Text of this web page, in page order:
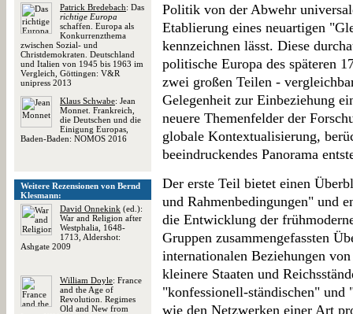
Patrick Bredebach: Das
richtige Europa
schaffen. Europa als
Konkurrenzthema
zwischen Sozial- und
Christdemokraten. Deutschland
und Italien von 1945 bis 1963 im
Vergleich, Göttingen: V&R
unipress 2013
Klaus Schwabe: Jean
Monnet. Frankreich,
die Deutschen und die
Einigung Europas,
Baden-Baden: NOMOS 2016
Weitere Rezensionen von Bernd
Klesmann:
David Onnekink (ed.):
War and Religion after
Westphalia, 1648-
1713, Aldershot:
Ashgate 2009
William Doyle: France
and the Age of
Revolution. Regimes
Old and New from
Politik von der Abwehr
Etablierung eines neuartigen
kennzeichnen lässt. Diese
politische Europa des späteren
zwei großen Teilen -
Gelegenheit zur Einbeziehung
neuere Themenfelder der
globale Kontextualisierung,
beeindruckendes Panorama
Der erste Teil bietet einen
und Rahmenbedingungen" und
die Entwicklung der
Gruppen zusammengefassten
internationalen Beziehungen
kleinere Staaten und
"konfessionell-ständischen" und
wie den Netzwerken einer Art